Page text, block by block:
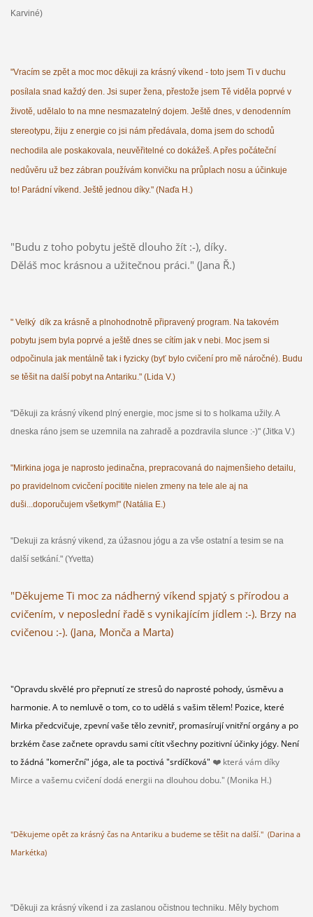
Karviné)
"Vracím se zpět a moc moc děkuji za krásný víkend - toto jsem Ti v duchu
posílala snad každý den. Jsi super žena, přestože jsem Tě viděla poprvé v
životě, udělalo to na mne nesmazatelný dojem. Ještě dnes, v denodenním
stereotypu, žiju z energie co jsi nám předávala, doma jsem do schodů
nechodila ale poskakovala, neuvěřitelné co dokážeš. A přes počáteční
nedůvěru už bez zábran používám konvičku na průplach nosu a účinkuje
to! Parádní víkend. Ještě jednou díky." (Naďa H.)
"Budu z toho pobytu ještě dlouho žít :-), díky.
Děláš moc krásnou a užitečnou práci." (Jana Ř.)
" Velký dík za krásně a plnohodnotně připravený program. Na takovém
pobytu jsem byla poprvé a ještě dnes se cítím jak v nebi. Moc jsem si
odpočinula jak mentálně tak i fyzicky (byť bylo cvičení pro mě náročné). Budu
se těšit na další pobyt na Antariku." (Lida V.)
"Děkuji za krásný víkend plný energie, moc jsme si to s holkama užily. A
dneska ráno jsem se uzemnila na zahradě a pozdravila slunce :-)" (Jitka V.)
"Mirkina joga je naprosto jedinačna, prepracovaná do najmenšieho detailu,
po pravidelnom cvicčení pocitite nielen zmeny na tele ale aj na
duši...doporučujem všetkym!" (Natália E.)
"Dekuji za krásný vikend, za úžasnou jógu a za vše ostatní a tesim se na
další setkání." (Yvetta)
"Děkujeme Ti moc za nádherný víkend spjatý s přírodou a
cvičením, v neposlední řadě s vynikajícím jídlem :-). Brzy na
cvičenou :-). (Jana, Monča a Marta)
"Opravdu skvělé pro přepnutí ze stresů do naprosté pohody, úsměvu a
harmonie. A to nemluvě o tom, co to udělá s vašim tělem! Pozice, které
Mirka předcvičuje, zpevní vaše tělo zevnitř, promasírují vnitřní orgány a po
brzkém čase začnete opravdu sami cítit všechny pozitivní účinky jógy. Není
to žádná "komerční" jóga, ale ta poctivá "srdíčková" ❤️ která vám díky
Mirce a vašemu cvičení dodá energii na dlouhou dobu." (Monika H.)
"Děkujeme opět za krásný čas na Antariku a budeme se těšit na další." (Darina a
Markétka)
"Děkuji za krásný víkend i za zaslanou očistnou techniku. Měly bychom